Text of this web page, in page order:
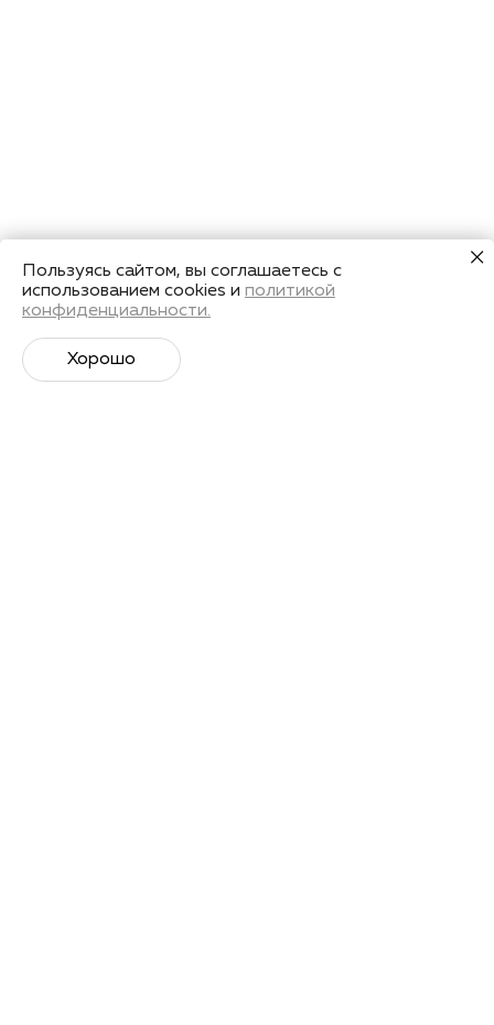
Пользуясь сайтом, вы соглашаетесь с
использованием cookies и политикой
конфиденциальности.
Хорошо